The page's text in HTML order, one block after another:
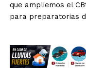
que ampliemos el
para preparatorias